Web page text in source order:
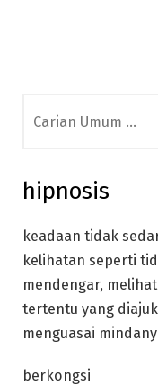
for:
hipnosis
keadaan tidak
kelihatan seperti
mendengar,
tertentu yang
menguasai
berkongsi